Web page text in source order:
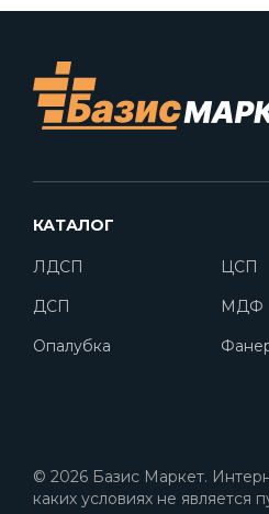
КАТАЛОГ
ЛДСП ЦСП
ДСП
МДФ
Опалубка
© 2026 Базис Маркет.
каких условиях не